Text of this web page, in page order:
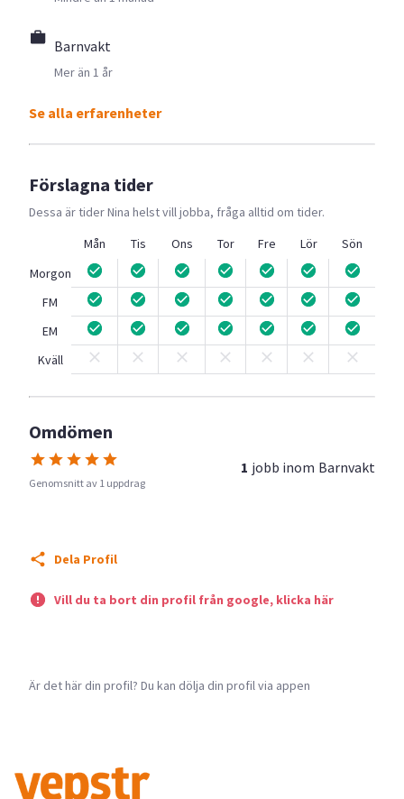
Barnvakt
Mer än 1 år
Se alla erfarenheter
Förslagna tider
Dessa är tiderNina helst vill jobba, fråga alltid om tider.
Mån
Tis Ons Tor Fre Lör
Sön
Morgon
FM
EM
Kväll
Omdömen
Genomsnitt av 1 uppdrag
1 jobb inom Barnvakt
Dela Profil
Vill du ta bort din profil från google, klicka här
Är det här din profil? Du kan dölja din profil via appen